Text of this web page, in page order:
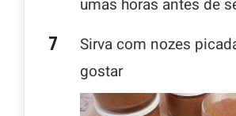
umas horas antes de
Sirva com nozes
gostar